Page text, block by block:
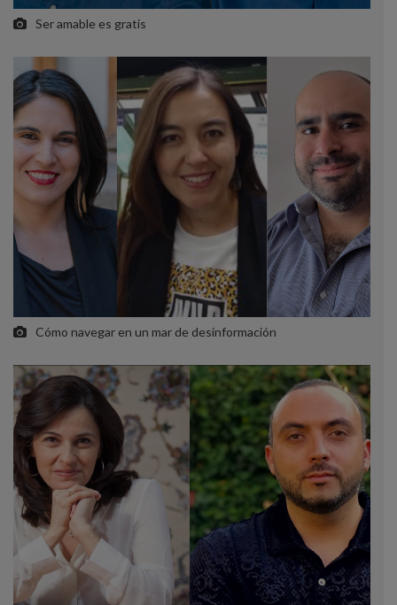
Ser amable es gratis
Cómo navegar en un mar de desinformación